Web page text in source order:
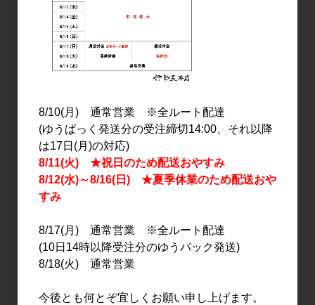
日本酒
十石 純米吟醸 航跡NO.2
スピネル 1.8L
3,900円
城陽 純米大辛口 試験醸造
2025 Type-I65-10 720ml
8/10(月) 通常営業 ※全ルート配達
(ゆうぱっく発送分の受注締切14:00、それ以降
は17日(月)の対応)
8/11(火) ★祝日のため配送おやすみ
8/12(水)～8/16(日) ★夏季休業のため配送おや
すみ
8/17(月) 通常営業 ※全ルート配達
(10日14時以降受注分のゆうパック発送)
8/18(火) 通常営業
今後とも何とぞ宜しくお願い申し上げます。